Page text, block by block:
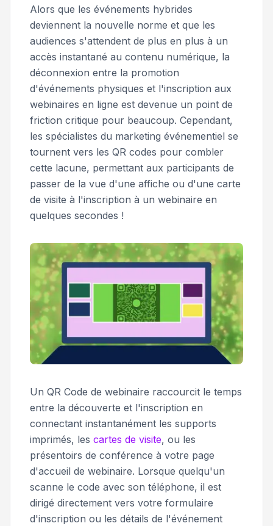
Alors que les événements hybrides
deviennent la nouvelle norme et que les
audiences s'attendent de plus en plus à un
accès instantané au contenu numérique, la
déconnexion entre la promotion
d'événements physiques et l'inscription aux
webinaires en ligne est devenue un point de
friction critique pour beaucoup. Cependant,
les spécialistes du marketing événementiel se
tournent vers les QR codes pour combler
cette lacune, permettant aux participants de
passer de la vue d'une affiche ou d'une carte
de visite à l'inscription à un webinaire en
quelques secondes !
Un QR Code de webinaire raccourcit le temps
entre la découverte et l'inscription en
connectant instantanément les supports
imprimés, les cartes de visite, ou les
présentoirs de conférence à votre page
d'accueil de webinaire. Lorsque quelqu'un
scanne le code avec son téléphone, il est
dirigé directement vers votre formulaire
d'inscription ou les détails de l'événement